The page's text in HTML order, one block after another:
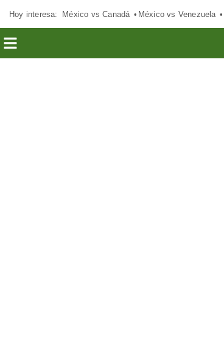
Hoy interesa: México vs Canadá México vs Venezuela